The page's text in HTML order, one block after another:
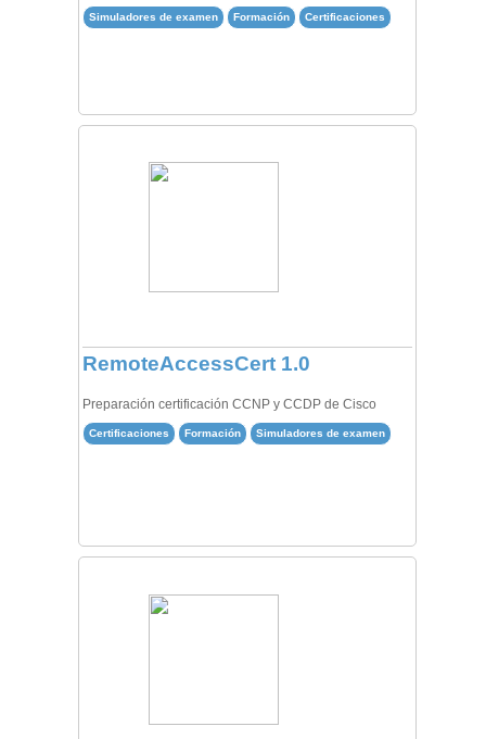
Simuladores de examen Formación Certificaciones
RemoteAccessCert 1.0
Preparación certificación CCNP y CCDP de Cisco
Certificaciones Formación Simuladores de examen